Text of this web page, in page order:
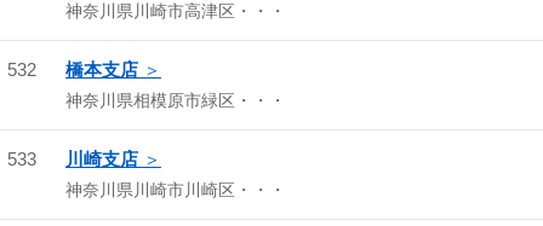
神奈川県川崎市高津区・・・
532 橋本支店
神奈川県相模原市緑区・・・
533 川崎支店
神奈川県川崎市川崎区・・・